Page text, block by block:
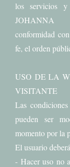
los servicios
JOHANNA
conformidad
fe, el orden
USO DE LA
VISITANTE
Las
pueden ser
momento por la
El usuario
- Hacer uso no